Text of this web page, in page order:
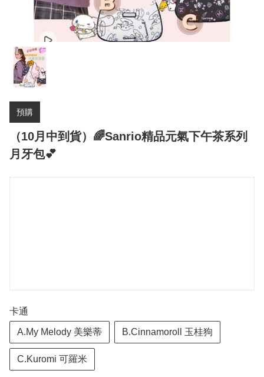
預購
（10月中到貨）🌈Sanrio精品元氣下午茶系列
月牙包💕
卡通
A.My Melody 美樂蒂 B.Cinnamoroll 玉桂狗
C.Kuromi 可羅米